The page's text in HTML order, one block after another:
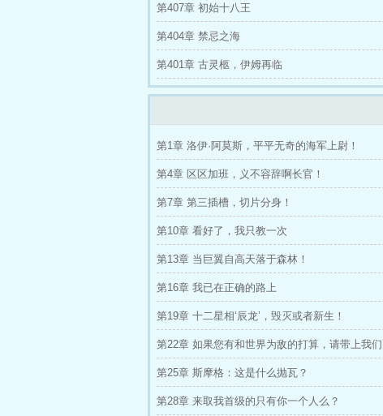
第407章 初始十八王
第404章 禁忌之海
第401章 古灵柩，伊姆再临
第1章 洛伊·阿莫斯，平平无奇的海军上尉！
第4章 区区加班，义不容辞啊长官！
第7章 第三插槽，切片分身！
第10章 看好了，我只教一次
第13章 当巨翼自高天落于森林！
第16章 我已在正确的路上
第19章 十二星相‘辰龙’，毁灭或者新生！
第22章 如果您有和世界为敌的打算，请带上我们
第25章 斯摩格：这是什么抛瓦？
第28章 来取我首级的只有你一个人么？